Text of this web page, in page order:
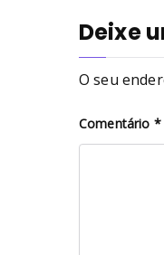
Deixe
O seu
Comentário *